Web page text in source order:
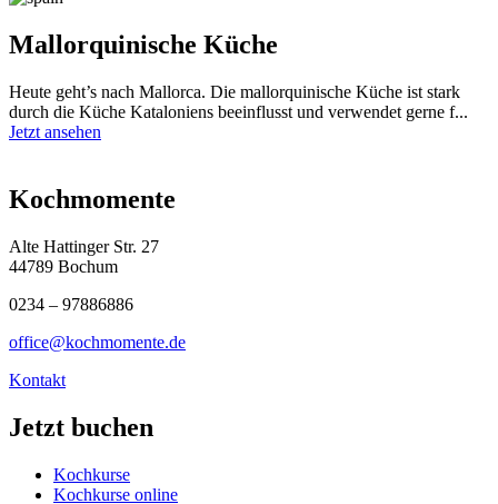
Mallorquinische Küche
Heute geht’s nach Mallorca. Die mallorquinische Küche ist stark
durch die Küche Kataloniens beeinflusst und verwendet gerne f...
Jetzt ansehen
Kochmomente
Alte Hattinger Str. 27
44789 Bochum
0234 – 97886886
office@kochmomente.de
Kontakt
Jetzt buchen
Kochkurse
Kochkurse online